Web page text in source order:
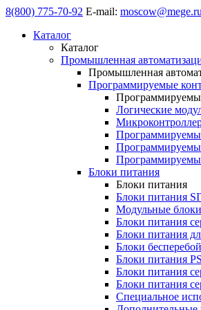
8(800) 775-70-92 E-mail: moscow@mege.ru
Каталог
Каталог
Промышленная
Промышленная
Программируемые
Логические
Блоки питания
Блоки питания
Блоки питания
Модульные
Блоки питания
Блоки питания
Блоки
Блоки питания
Блоки питания
Блоки питания
Специальное